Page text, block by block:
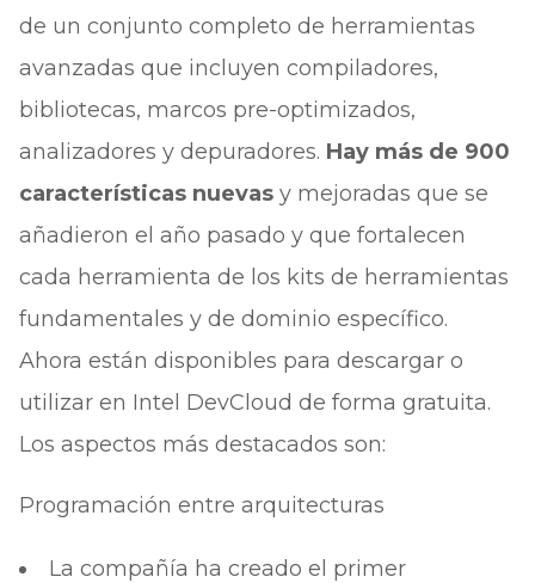
de un conjunto completo de herramientas
avanzadas que incluyen compiladores,
bibliotecas, marcos pre-optimizados,
analizadores y depuradores. Hay más de 900
características nuevasy mejoradas que se
añadieron el año pasado y que fortalecen
cada herramienta de los kits de herramientas
fundamentales y de dominio específico.
Ahora están disponibles para descargar o
utilizar en Intel DevCloud de forma gratuita.
Los aspectos más destacados son:
Programación entre arquitecturas
La compañía ha creado el primer